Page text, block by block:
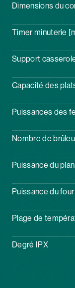
Dimensions du
Timer minuterie
Support
Capacité des
Puissances des
Nombre de
Puissance du
Puissance du
Plage de
Degré IPX